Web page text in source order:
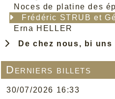
Noces de platine des
Frédéric STRUB et
Erna HELLER
De chez nous, bi uns
Derniers billets
30/07/2026 16:33